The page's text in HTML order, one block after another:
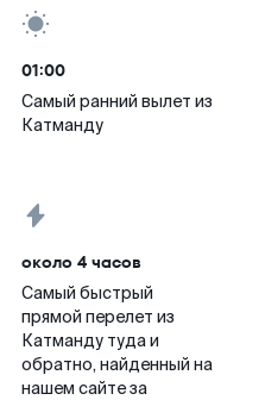
01:00
Самый ранний вылет из
Катманду
около 4 часов
Самый быстрый
прямой перелет из
Катманду туда и
обратно, найденный на
нашем сайте за